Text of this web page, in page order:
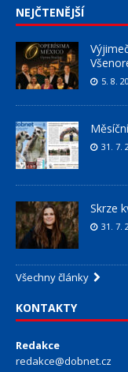
NEJČTENĚJŠÍ
5. 8.
31. 7.
Skrze
31. 7.
Všechny články
KONTAKTY
Redakce
redakce@dobnet.cz